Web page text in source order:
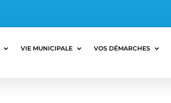
VIE MUNICIPALE VOS DÉMARCHES